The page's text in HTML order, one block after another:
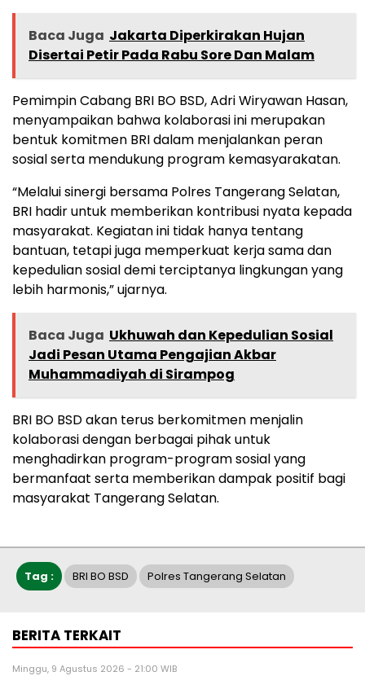
Baca Juga Jakarta Diperkirakan Hujan
Disertai Petir Pada Rabu Sore Dan Malam
Pemimpin Cabang BRI BO BSD, Adri Wiryawan Hasan,
menyampaikan bahwa kolaborasi ini merupakan
bentuk komitmen BRI dalam menjalankan peran
sosial serta mendukung program kemasyarakatan.
“Melalui sinergi bersama Polres Tangerang Selatan,
BRI hadir untuk memberikan kontribusi nyata kepada
masyarakat. Kegiatan ini tidak hanya tentang
bantuan, tetapi juga memperkuat kerja sama dan
kepedulian sosial demi terciptanya lingkungan yang
lebih harmonis,” ujarnya.
Baca Juga Ukhuwah dan Kepedulian Sosial
Jadi Pesan Utama Pengajian Akbar
Muhammadiyah di Sirampog
BRI BO BSD akan terus berkomitmen menjalin
kolaborasi dengan berbagai pihak untuk
menghadirkan program-program sosial yang
bermanfaat serta memberikan dampak positif bagi
masyarakat Tangerang Selatan.
Tag : BRI BO BSD Polres Tangerang Selatan
BERITA TERKAIT
Minggu, 9 Agustus 2026 - 21:00 WIB